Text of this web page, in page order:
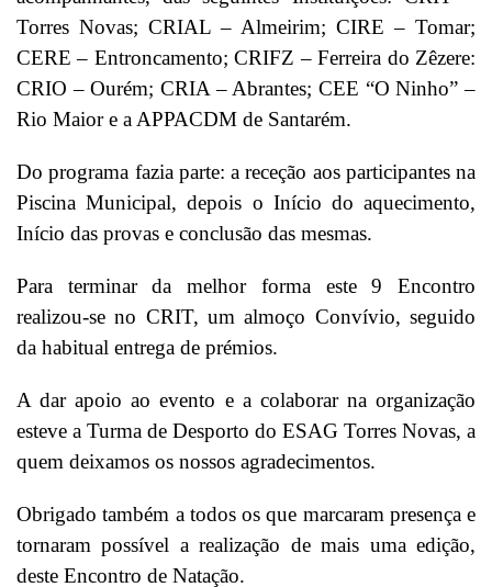
Torres Novas; CRIAL – Almeirim; CIRE – Tomar;
CERE – Entroncamento; CRIFZ – Ferreira do Zêzere:
CRIO – Ourém; CRIA – Abrantes; CEE “O Ninho” –
Rio Maior e a APPACDM de Santarém.
Do programa fazia parte: a receção aos participantes na
Piscina Municipal, depois o Início do aquecimento,
Início das provas e conclusão das mesmas.
Para terminar da melhor forma este 9 Encontro
realizou-se no CRIT, um almoço Convívio, seguido
da habitual entrega de prémios.
A dar apoio ao evento e a colaborar na organização
esteve a Turma de Desporto do ESAG Torres Novas, a
quem deixamos os nossos agradecimentos.
Obrigado também a todos os que marcaram presença e
tornaram possível a realização de mais uma edição,
deste Encontro de Natação.